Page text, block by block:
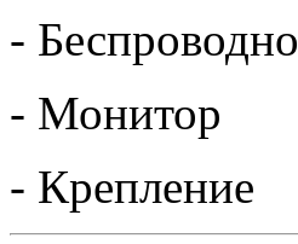
-
- Монитор
- Крепление